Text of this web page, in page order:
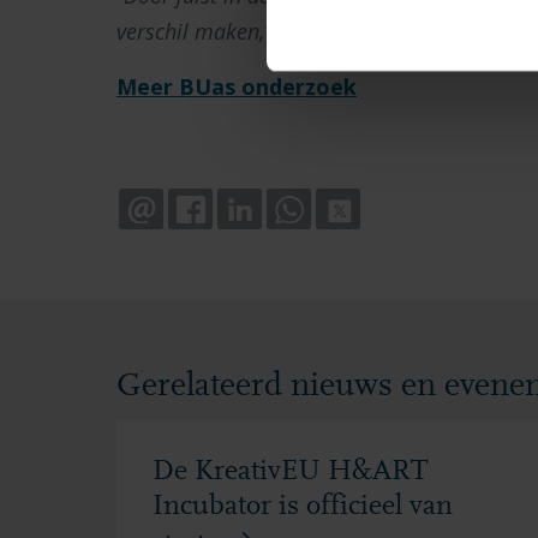
verschil maken,” aldus Altan.
Meer BUas onderzoek
EMAIL FACEBOOKLINKEDINWHATSAPP
Gerelateerd nieuws en
De KreativEU H&ART
Incubator is officieel van